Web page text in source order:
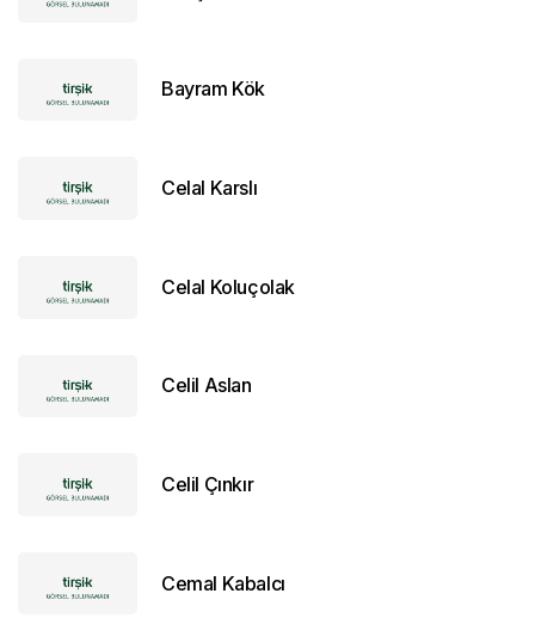
Bayram Kök
Celal Karslı
Celal Koluçolak
Celil Aslan
Celil Çınkır
Cemal Kabalcı